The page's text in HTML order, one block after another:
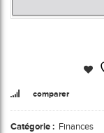
comparer
Catégorie : Finances